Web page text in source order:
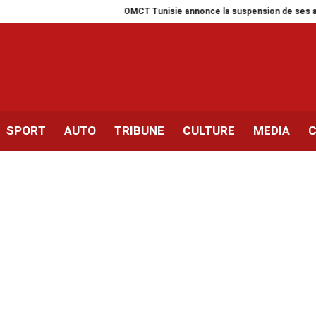
OMCT Tunisie annonce la suspension de ses activités
SPORT AUTO TRIBUNE CULTURE MEDIA